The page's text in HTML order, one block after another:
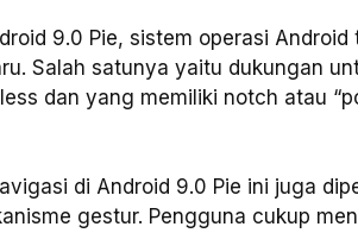
9.0 Pie, sistem operasi
Salah satunya yaitu dukungan
dan yang memiliki notch atau
di Android 9.0 Pie ini juga
gestur. Pengguna cukup